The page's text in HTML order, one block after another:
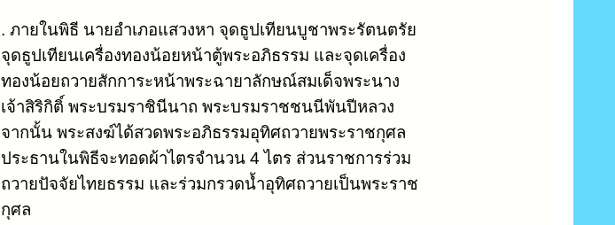
. ภายในพิธี นายอำเภอแสวงหา จุดธูปเทียนบูชาพระรัตนตรัย
จุดธูปเทียนเครื่องทองน้อยหน้าตู้พระอภิธรรม และจุดเครื่อง
ทองน้อยถวายสักการะหน้าพระฉายาลักษณ์สมเด็จพระนาง
เจ้าสิริกิติ์ พระบรมราชินีนาถ พระบรมราชชนนีพันปีหลวง
จากนั้น พระสงฆ์ได้สวดพระอภิธรรมอุทิศถวายพระราชกุศล
ประธานในพิธีจะทอดผ้าไตรจำนวน 4 ไตร ส่วนราชการร่วม
ถวายปัจจัยไทยธรรม และร่วมกรวดน้ำอุทิศถวายเป็นพระราช
กุศล